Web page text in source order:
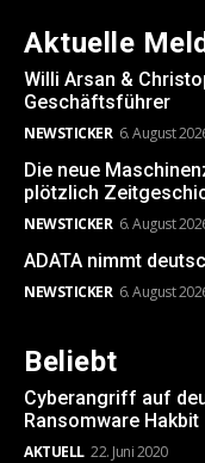
Aktuelle
Willi Arsan &
Geschäftsführer
NEWSTICKER 6. August
Die neue
plötzlich
NEWSTICKER 6. August
ADATA nimmt
NEWSTICKER 6. August
Beliebt
Cyberangriff auf
Ransomware Hakbit
AKTUELL 22. Juni 2020